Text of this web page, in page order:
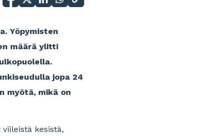
Yöpymisten
määrä ylitti
jopa 24
myötä, mikä on
kesistä,